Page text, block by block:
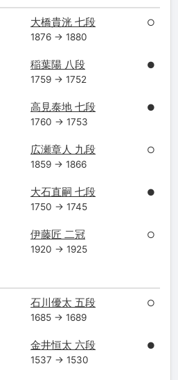
大橋貴洸 七段
1876 → 1880
○
稲葉陽 八段
1759 → 1752
●
高見泰地 七段
1760 → 1753
●
広瀬章人 九段
1859 → 1866
○
大石直嗣 七段
1750 → 1745
●
伊藤匠 二冠
1920 → 1925
○
石川優太 五段
1685 → 1689
○
金井恒太 六段
1537 → 1530
●